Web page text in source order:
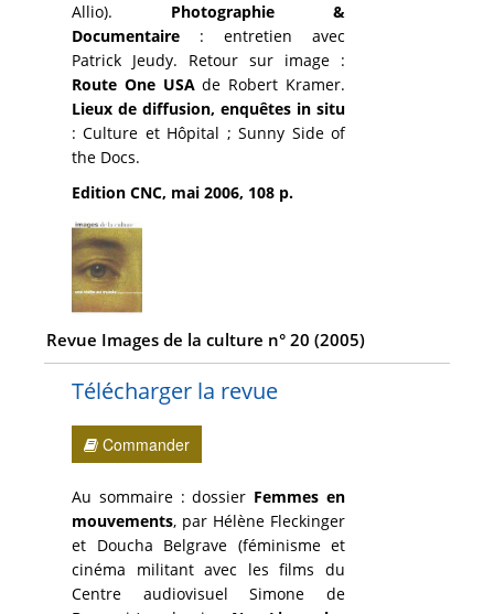
Allio). Photographie &
Documentaire : entretien avec
Patrick Jeudy. Retour sur image :
Route One USAde Robert Kramer.
Lieux de diffusion, enquêtes in situ
: Culture et Hôpital ; Sunny Side of
the Docs.
Edition CNC, mai 2006, 108 p.
Revue Images de la culture n° 20 (2005)
Télécharger la revue
Commander
Au sommaire : dossier Femmes en
mouvements, par Hélène Fleckinger
et Doucha Belgrave (féminisme et
cinéma militant avec les films du
Centre audiovisuel Simone de